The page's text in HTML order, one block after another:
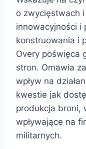
o zwycięstwach i
innowacyjności i
konstruowania i
Overy poświęca
stron. Omawia
wpływ na
kwestie jak
produkcja broni,
wpływające na
militarnych.